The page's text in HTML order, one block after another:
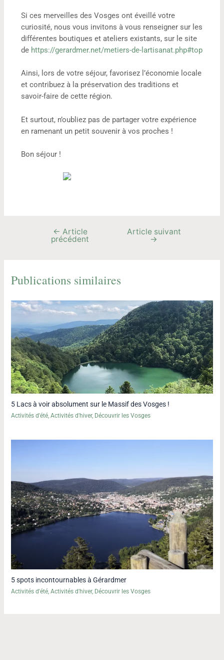
Si ces merveilles des Vosges ont éveillé votre
curiosité, nous vous invitons à vous renseigner sur les
différentes boutiques et ateliers existants, sur le site
de https://gerardmer.net/metiers-de-lartisanat.php#top
Ainsi, lors de votre séjour, favorisez l’économie locale
et contribuez à la préservation des traditions et
savoir-faire de cette région.
Et surtout, n’oubliez pas de partager votre expérience
en ramenant un petit souvenir à vos proches !
Bon séjour !
← Article
précédent
Article suivant
→
Publications similaires
5 Lacs à voir absolument sur le Massif des Vosges !
Activités d'été,Activités d'hiver, Découvrir les Vosges
5 spots incontournables à Gérardmer
Activités d'été ,Activités d'hiver, Découvrir les Vosges